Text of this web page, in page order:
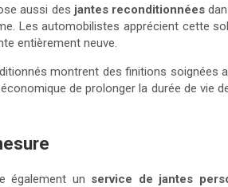
aussi des jantes reconditionnées
Les automobilistes apprécient cette
entièrement neuve.
montrent des finitions soignées
de prolonger la durée de vie
également un service de jantes